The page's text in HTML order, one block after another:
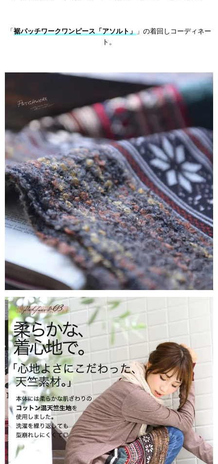
「 裾パッチワークワンピース「アソルト」」の着回しコーディネー
ト。